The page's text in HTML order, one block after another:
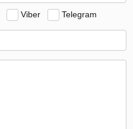
Viber Telegram